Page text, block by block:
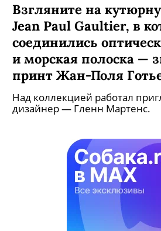
Взгляните на
Jean Paul Gaultier, в
соединились
и морская полоска —
принт Жан-Поля
Над коллекцией работал
дизайнер — Гленн Мартенс.